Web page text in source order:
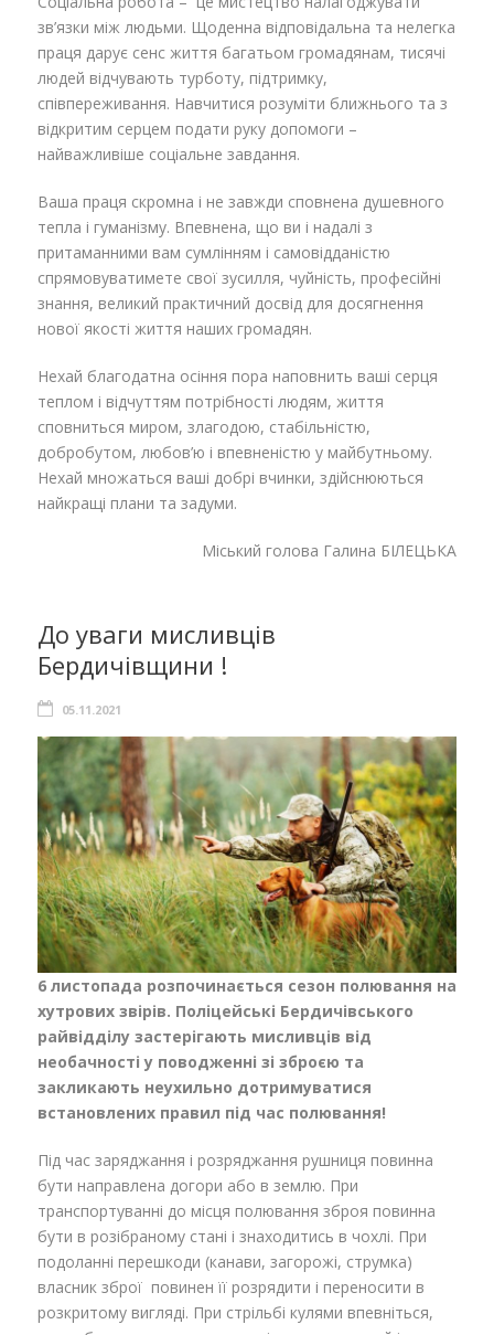
зв’язки між людьми. Щоденна відповідальна та нелегка
праця дарує сенс життя багатьом громадянам, тисячі
людей відчувають турботу, підтримку,
співпереживання. Навчитися розуміти ближнього та з
відкритим серцем подати руку допомоги –
найважливіше соціальне завдання.
Ваша праця скромна і не завжди сповнена душевного
тепла і гуманізму. Впевнена, що ви і надалі з
притаманними вам сумлінням і самовідданістю
спрямовуватимете свої зусилля, чуйність, професійні
знання, великий практичний досвід для досягнення
нової якості життя наших громадян.
Нехай благодатна осіння пора наповнить ваші серця
теплом і відчуттям потрібності людям, життя
сповниться миром, злагодою, стабільністю,
добробутом, любов’ю і впевненістю у майбутньому.
Нехай множаться ваші добрі вчинки, здійснюються
найкращі плани та задуми.
Міський голова Галина БІЛЕЦЬКА
До уваги мисливців
Бердичівщини !
05.11.2021
6 листопада розпочинається сезон полювання на
хутрових звірів. Поліцейські Бердичівського
райвідділу застерігають мисливців від
необачності у поводженні зі зброєю та
закликають неухильно дотримуватися
встановлених правил під час полювання!
Під час заряджання і розряджання рушниця повинна
бути направлена догори або в землю. При
транспортуванні до місця полювання зброя повинна
бути в розібраному стані і знаходитись в чохлі. При
подоланні перешкоди (канави, загорожі, струмка)
власник зброї повинен її розрядити і переносити в
розкритому вигляді. При стрільбі кулями впевніться,